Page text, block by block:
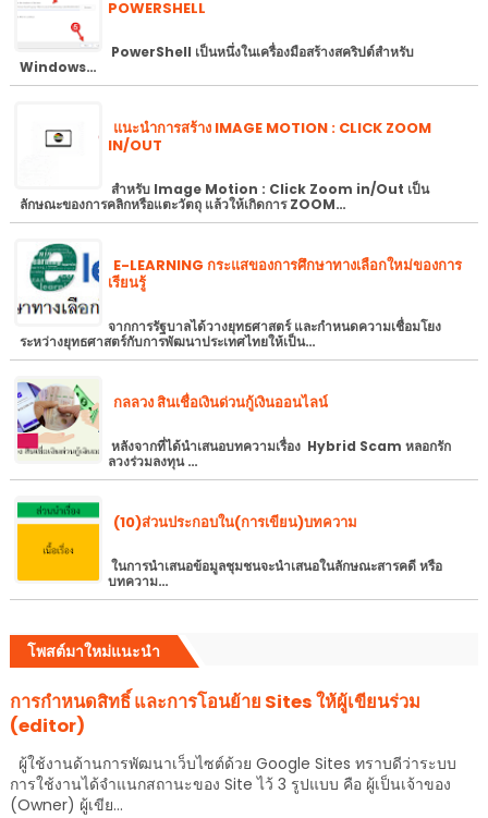
POWERSHELL
PowerShell เป็นหนึ่งในเครื่องมือสร้างสคริปต์สำหรับ
Windows…
แนะนำการสร้าง IMAGE MOTION : CLICK ZOOM
IN/OUT
สำหรับ Image Motion : Click Zoom in/Out เป็น
ลักษณะของการคลิกหรือแตะวัตถุ แล้วให้เกิดการ ZOOM…
E-LEARNING กระแสของการศึกษาทางเลือกใหม่ของการ
เรียนรู้
จากการรัฐบาลได้วางยุทธศาสตร์ และกำหนดความเชื่อมโยง
ระหว่างยุทธศาสตร์กับการพัฒนาประเทศไทยให้เป็น…
กลลวง สินเชื่อเงินด่วนกู้เงินออนไลน์
หลังจากที่ได้นำเสนอบทความเรื่อง Hybrid Scam หลอกรัก
ลวงร่วมลงทุน …
(10)ส่วนประกอบใน(การเขียน)บทความ
ในการนำเสนอข้อมูลชุมชนจะนำเสนอในลักษณะสารคดี หรือ
บทความ…
โพสต์มาใหม่แนะนำ
การกำหนดสิทธิ์ และการโอนย้าย Sites ให้ผู้เขียนร่วม
(editor)
ผู้ใช้งานด้านการพัฒนาเว็บไซต์ด้วย Google Sites ทราบดีว่าระบบ
การใช้งานได้จำแนกสถานะของ Site ไว้ 3 รูปแบบ คือ ผู้เป็นเจ้าของ
(Owner) ผู้เขีย...